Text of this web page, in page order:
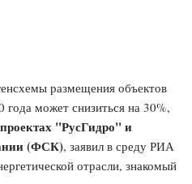
размещения объектов
года может снизиться на 30%,
"РусГидро" и
(ФСК), заявил в среду РИА
отрасли, знакомый